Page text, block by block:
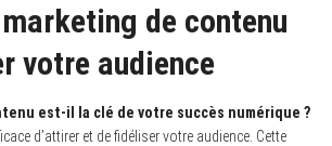
de contenu
votre audience
est-il la clé de votre succès numérique ?
d’attirer et de fidéliser votre audience. Cette